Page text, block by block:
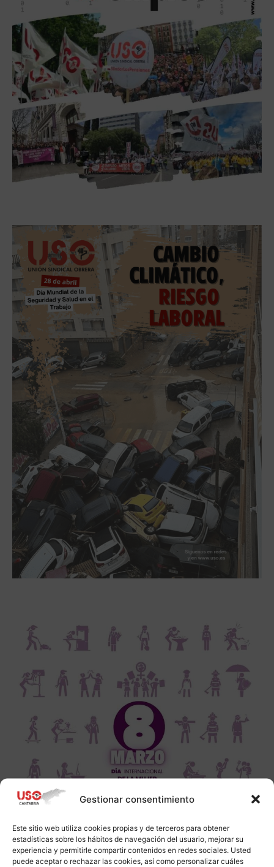
Gestionar consentimiento
Este sitio web utiliza cookies propias y de terceros para obtener
estadísticas sobre los hábitos de navegación del usuario, mejorar su
experiencia y permitirle compartir contenidos en redes sociales. Usted
puede aceptar o rechazar las cookies, así como personalizar cuáles